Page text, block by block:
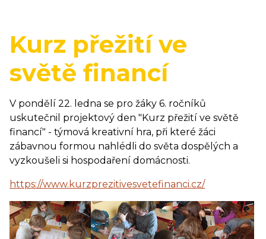
Kurz přežití ve
světě financí
V pondělí 22. ledna se pro žáky 6. ročníků
uskutečnil projektový den "Kurz přežití ve světě
financí" - týmová kreativní hra, při které žáci
zábavnou formou nahlédli do světa dospělých a
vyzkoušeli si hospodaření domácnosti.
https://www.kurzprezitivesvetefinanci.cz/